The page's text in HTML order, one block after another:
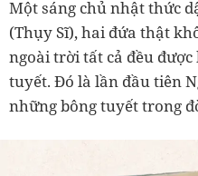
Một sáng chủ nhật thức
(Thụy Sĩ), hai đứa thật
ngoài trời tất cả đều
tuyết. Đó là lần đầu tiên
những bông tuyết trong